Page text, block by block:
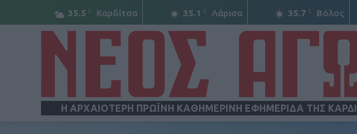
35.5 C Καρδίτσα 35.1 C Λάρισα 35.7 C Βόλος
Η ΑΡΧΑΙΟΤΕΡΗ ΠΡΩΪΝΗ ΚΑΘΗΜΕΡΙΝΗ ΕΦΗΜΕΡΙΔΑ ΤΗΣ